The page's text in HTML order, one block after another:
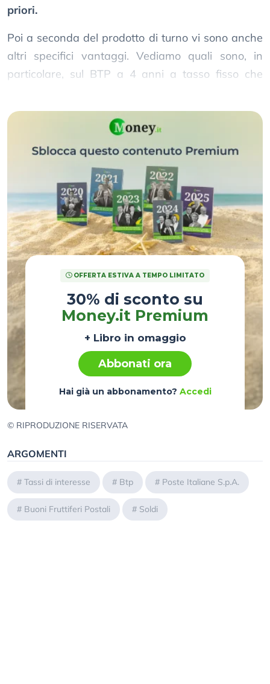
priori.
Poi a seconda del prodotto di turno vi sono anche
altri specifici vantaggi. Vediamo quali sono, in
particolare, sul BTP a 4 anni a tasso fisso che
OFFERTA ESTIVA A TEMPO LIMITATO
30% di sconto su
Money.it Premium
+ Libro in omaggio
Abbonati ora
Hai già un abbonamento? Accedi
© RIPRODUZIONE RISERVATA
ARGOMENTI
# Tassi di interesse # Btp # Poste Italiane S.p.A.
# Buoni Fruttiferi Postali # Soldi